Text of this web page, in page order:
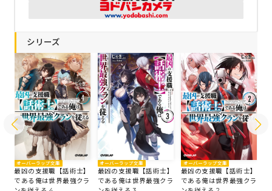
シリーズ
オーバーラップ文庫
最凶の支援職【話術士】
である俺は世界最強クラ
オーバーラップ文庫
最凶の支援職【話術士】
である俺は世界最強クラ
オーバーラップ文庫
最凶の支援職【話術士】
である俺は世界最強クラ